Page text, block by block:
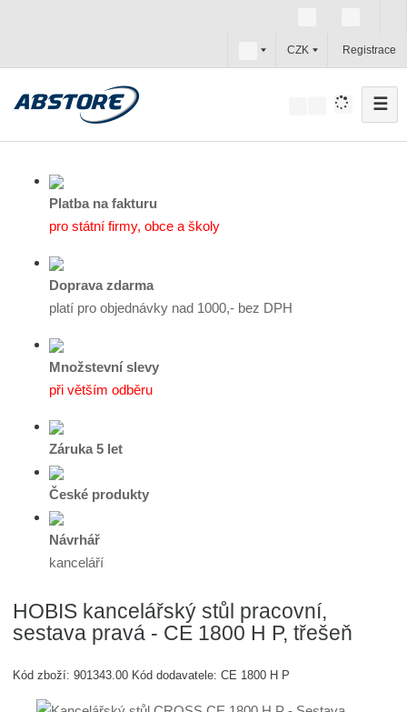
c
z
CZK Registrace
☰
Platba na fakturu
pro státní firmy, obce a školy
Doprava zdarma
platí pro objednávky nad 1000,- bez DPH
Množstevní slevy
při větším odběru
Záruka 5 let
České produkty
Návrhář
kanceláří
HOBIS kancelářský stůl pracovní,
sestava pravá - CE 1800 H P, třešeň
Kód zboží:901343.00 Kód dodavatele:CE 1800 H P